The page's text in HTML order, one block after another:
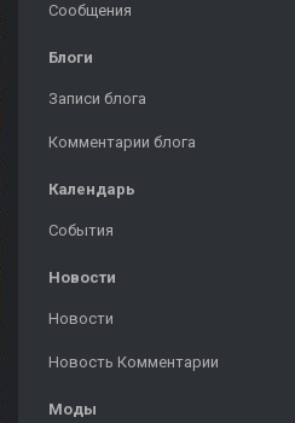
Сообщения
Блоги
Записи блога
Комментарии блога
Календарь
События
Новости
Новости
Новость Комментарии
Моды